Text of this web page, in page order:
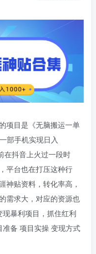
项目是《无脑搬运一单
部手机实现日入
在抖音上火过一段时
平台也在打压这种行
神贴资料，转化率高，
需求大，对应的资源也
暴利项目，抓住红利
备 项目实操 变现方式